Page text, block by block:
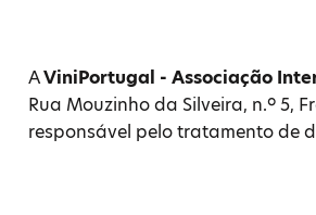
AViniPortugal - Associação
Rua Mouzinho da Silveira, n.º 5,
responsável pelo tratamento de